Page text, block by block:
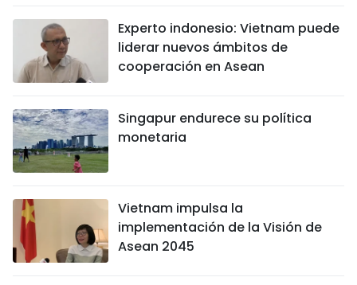
Experto indonesio: Vietnam puede
liderar nuevos ámbitos de
cooperación en Asean
Singapur endurece su política
monetaria
Vietnam impulsa la
implementación de la Visión de
Asean 2045